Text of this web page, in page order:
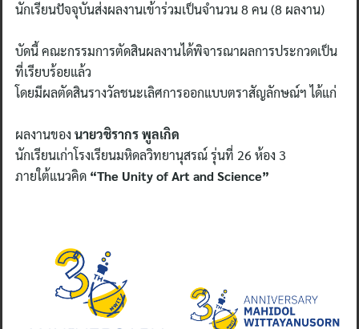
นักเรียนปัจจุบันส่งผลงานเข้าร่วมเป็นจำนวน 8 คน (8 ผลงาน)
บัดนี้ คณะกรรมการตัดสินผลงานได้พิจารณาผลการประกวดเป็น
ที่เรียบร้อยแล้ว
โดยมีผลตัดสินรางวัลชนะเลิศการออกแบบตราสัญลักษณ์ฯ ได้แก่
ผลงานของ นายวชิรากร พูลเกิด
นักเรียนเก่าโรงเรียนมหิดลวิทยานุสรณ์ รุ่นที่ 26 ห้อง 3
ภายใต้แนวคิด “The Unity of Art and Science”